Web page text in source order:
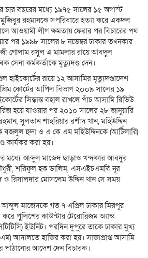
চার বছরের মধ্যে ১৯৭৫ সালের ১৫ অগাস্ট
মুজিবুর রহমানকে সপরিবারে হত্যা করে একদল
আওয়ামী লীগ ক্ষমতায় ফেরার পর বিচারের পথ
পর ১৯৯৮ সালের ৮ নভেম্বর ঢাকার তখনকার
গোলাম রসুল এ মামলার রায়ে আবদুল
সেনা কর্মকর্তাকে মৃত্যুদণ্ড দেন।
হাইকোর্টের রায়ে ১২ আসামির মৃত্যুদণ্ডাদেশ
কোর্টের আপিল বিভাগ ২০০৯ সালের ১৯
সিদ্ধান্ত বহাল রাখলে পাঁচ আসামি রিভিউ
হয়ে যাওয়ার পর ২০১০ সালের ২৮ জানুয়ারি
সুলতান শাহরিয়ার রশীদ খান, মহিউদ্দিন
বজলুল হুদা ও এ কে এম মহিউদ্দিনকে (আর্টিলারি)
কার্যকর করা হয়।
মধ্যে আব্দুল মাজেদ ছাড়াও খন্দকার আবদুর
শরিফুল হক ডালিম, এসএইচএমবি নূর
রিসালদার মোসলেম উদ্দিন খান সে সময়
মাজেদকে গত ৭ এপ্রিল ঢাকার মিরপুর
পুলিশের কাউন্টার টেরোরিজম অ্যান্ড
ইউনিট। পরদিন দুপুরে তাকে ঢাকার মুখ্য
আদালতে হাজির করা হয়। সাজাপ্রাপ্ত আসামি
পাঠানোর আদেশ দেন বিচারক।